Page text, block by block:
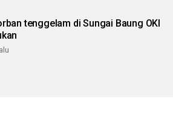
tenggelam di Sungai Baung OKI